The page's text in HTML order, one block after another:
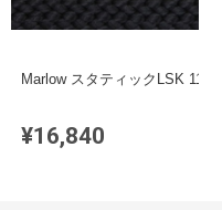
Marlow スタティックLSK
¥16,840